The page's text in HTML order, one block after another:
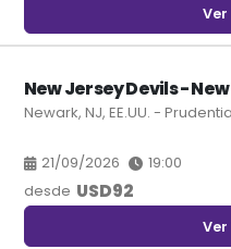
New Jersey Devils -
Newark, NJ, EE.UU. -
21/09/2026
19:00
desde USD92